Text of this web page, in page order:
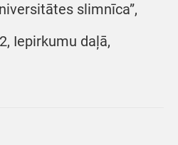
slimnīca”,
Iepirkumu daļā,